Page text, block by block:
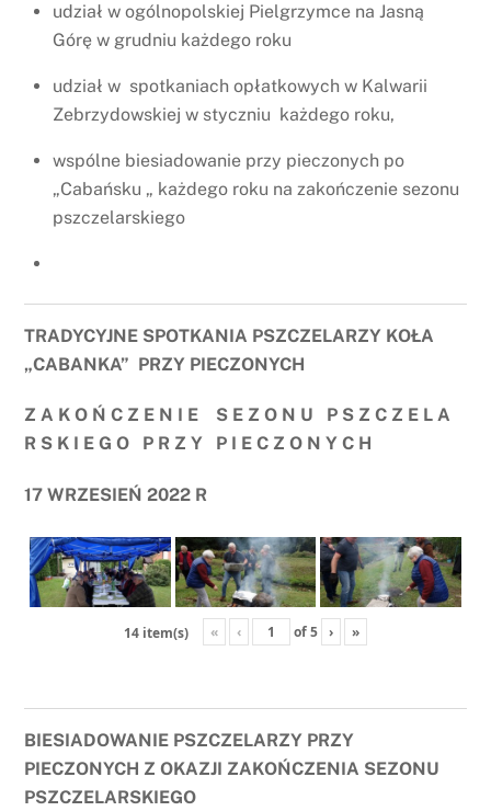
udział w ogólnopolskiej Pielgrzymce na Jasną
Górę w grudniu każdego roku
udział w spotkaniach opłatkowych w Kalwarii
Zebrzydowskiej w styczniu każdego roku,
wspólne biesiadowanie przy pieczonych po
„Cabańsku „ każdego roku na zakończenie sezonu
pszczelarskiego
TRADYCYJNE SPOTKANIA PSZCZELARZY KOŁA
„CABANKA” PRZY PIECZONYCH
Z A K O Ń C Z E N I E S E Z O N U P S Z C Z E L A
R S K I E G O P R Z Y P I E C Z O N Y C H
17 WRZESIEŃ 2022 R
14 item(s) « ‹ of5 › »
BIESIADOWANIE PSZCZELARZY PRZY
PIECZONYCH Z OKAZJI ZAKOŃCZENIA SEZONU
PSZCZELARSKIEGO